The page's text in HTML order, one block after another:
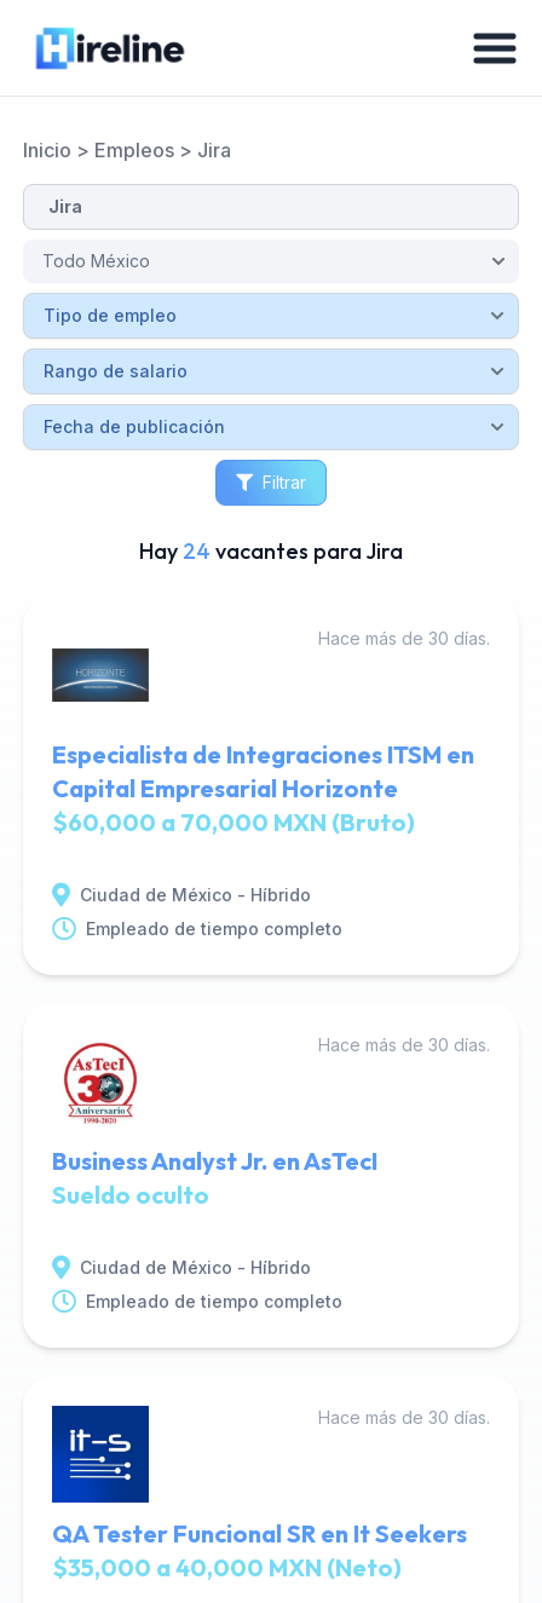
Inicio > Empleos> Jira
Filtrar
Hay 24 vacantes para Jira
Hace más de 30 días.
Especialista de Integraciones ITSM en
Capital Empresarial Horizonte
$60,000 a 70,000 MXN (Bruto)
Ciudad de México - Híbrido
Empleado de tiempo completo
Hace más de 30 días.
Business Analyst Jr. en AsTecI
Sueldo oculto
Ciudad de México - Híbrido
Empleado de tiempo completo
Hace más de 30 días.
QA Tester Funcional SR en It Seekers
$35,000 a 40,000 MXN (Neto)